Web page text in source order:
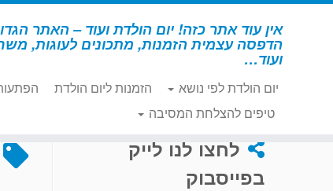
דלג
אין עוד אתר כזה! יום הולדת ועוד – האתר
הדפסה עצמית הזמנות, מתכונים לעוגות,
ועוד…
יום הולדת לפי נושא הזמנות ליום הולדת
טיפים להצלחת המסיבה
דף הבית » דגים
לחצו לנו לייק
בפייסבוק